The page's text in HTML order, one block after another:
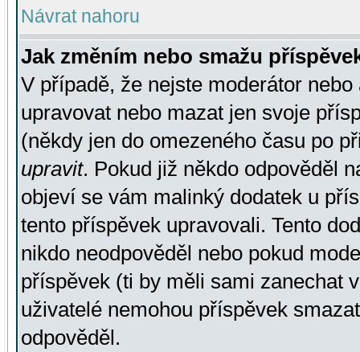
Návrat nahoru
Jak změním nebo smažu
V případě, že nejste moderátor
upravovat nebo mazat jen svoje
(někdy jen do omezeného času po
upravit. Pokud již někdo odpověděl
objeví se vám malinký dodatek u
tento příspěvek upravovali. Tento
nikdo neodpověděl nebo pokud
příspěvek (ti by měli sami zanechat
uživatelé nemohou příspěvek
odpověděl.